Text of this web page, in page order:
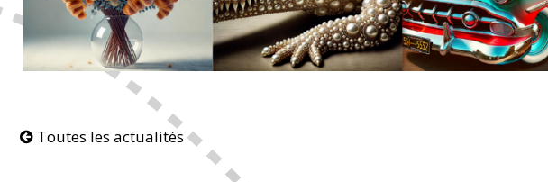
Toutes les actualités